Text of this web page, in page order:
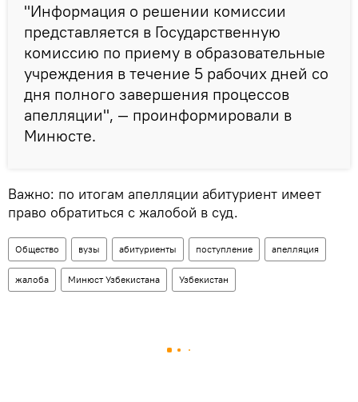
"Информация о решении комиссии
представляется в Государственную
комиссию по приему в образовательные
учреждения в течение 5 рабочих дней со
дня полного завершения процессов
апелляции", — проинформировали в
Минюсте.
Важно: по итогам апелляции абитуриент имеет
право обратиться с жалобой в суд.
Общество вузы абитуриенты поступление апелляция
жалоба Минюст Узбекистана Узбекистан